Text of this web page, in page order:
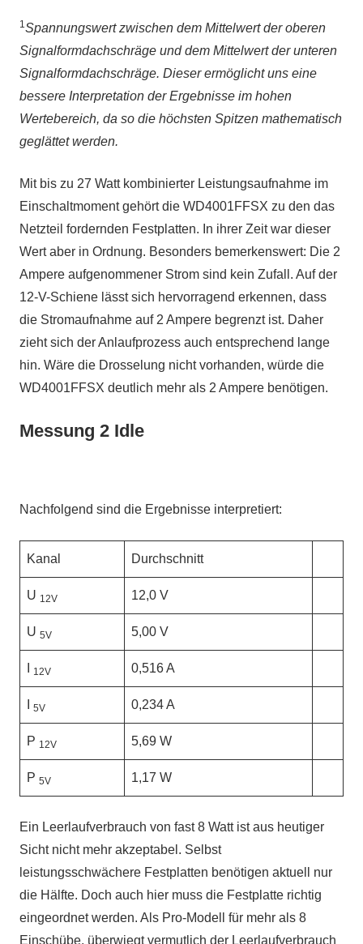
1Spannungswert zwischen dem Mittelwert der oberen
Signalformdachschräge und dem Mittelwert der unteren
Signalformdachschräge. Dieser ermöglicht uns eine
bessere Interpretation der Ergebnisse im hohen
Wertebereich, da so die höchsten Spitzen mathematisch
geglättet werden.
Mit bis zu 27 Watt kombinierter Leistungsaufnahme im
Einschaltmoment gehört die WD4001FFSX zu den das
Netzteil fordernden Festplatten. In ihrer Zeit war dieser
Wert aber in Ordnung. Besonders bemerkenswert: Die 2
Ampere aufgenommener Strom sind kein Zufall. Auf der
12-V-Schiene lässt sich hervorragend erkennen, dass
die Stromaufnahme auf 2 Ampere begrenzt ist. Daher
zieht sich der Anlaufprozess auch entsprechend lange
hin. Wäre die Drosselung nicht vorhanden, würde die
WD4001FFSX deutlich mehr als 2 Ampere benötigen.
Messung 2 Idle
Nachfolgend sind die Ergebnisse interpretiert:
Kanal Durchschnitt
U 12V 12,0 V
U 5V 5,00 V
12V 0,516 A
5V 0,234 A
P 12V 5,69 W
P 5V 1,17 W
Ein Leerlaufverbrauch von fast 8 Watt ist aus heutiger
Sicht nicht mehr akzeptabel. Selbst
leistungsschwächere Festplatten benötigen aktuell nur
die Hälfte. Doch auch hier muss die Festplatte richtig
eingeordnet werden. Als Pro-Modell für mehr als 8
Einschübe, überwiegt vermutlich der Leerlaufverbrauch